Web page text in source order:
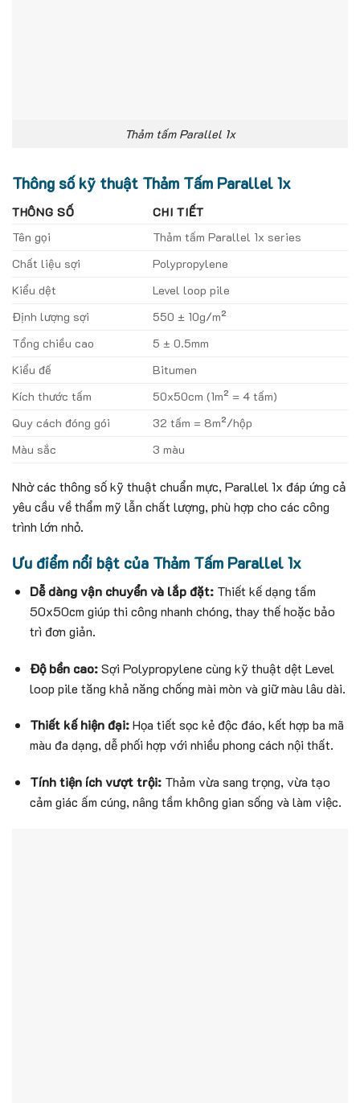
Thảm tấm Parallel 1x
Thông số kỹ thuật Thảm Tấm Parallel 1x
THÔNG SỐ
CHI TIẾT
Tên gọi
Thảm tấm Parallel 1x series
Chất liệu sợi
Polypropylene
Kiểu dệt
Level loop pile
Định lượng sợi
550 ± 10g/m²
Tổng chiều cao
5 ± 0.5mm
Kiểu đế
Bitumen
Kích thước tấm
50x50cm (1m² = 4 tấm)
Quy cách đóng gói
32 tấm = 8m²/hộp
Màu sắc
3 màu
Nhờ các thông số kỹ thuật chuẩn mực, Parallel 1x đáp ứng cả
yêu cầu về thẩm mỹ lẫn chất lượng, phù hợp cho các công
trình lớn nhỏ.
Ưu điểm nổi bật của Thảm Tấm Parallel 1x
Dễ dàng vận chuyển và lắp đặt: Thiết kế dạng tấm
50x50cm giúp thi công nhanh chóng, thay thế hoặc bảo
trì đơn giản.
Độ bền cao:Sợi Polypropylene cùng kỹ thuật dệt Level
loop pile tăng khả năng chống mài mòn và giữ màu lâu dài.
Thiết kế hiện đại:Họa tiết sọc kẻ độc đáo, kết hợp ba mã
màu đa dạng, dễ phối hợp với nhiều phong cách nội thất.
Tính tiện ích vượt trội: Thảm vừa sang trọng, vừa tạo
cảm giác ấm cúng, nâng tầm không gian sống và làm việc.